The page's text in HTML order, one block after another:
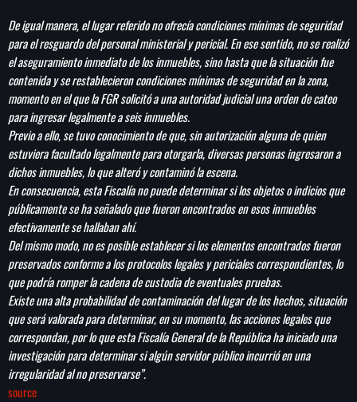
De igual manera, el lugar referido no ofrecía condiciones mínimas de seguridad
para el resguardo del personal ministerial y pericial. En ese sentido, no se realizó
el aseguramiento inmediato de los inmuebles, sino hasta que la situación fue
contenida y se restablecieron condiciones mínimas de seguridad en la zona,
momento en el que la FGR solicitó a una autoridad judicial una orden de cateo
para ingresar legalmente a seis inmuebles.
Previo a ello, se tuvo conocimiento de que, sin autorización alguna de quien
estuviera facultado legalmente para otorgarla, diversas personas ingresaron a
dichos inmuebles, lo que alteró y contaminó la escena.
En consecuencia, esta Fiscalía no puede determinar si los objetos o indicios que
públicamente se ha señalado que fueron encontrados en esos inmuebles
efectivamente se hallaban ahí.
Del mismo modo, no es posible establecer si los elementos encontrados fueron
preservados conforme a los protocolos legales y periciales correspondientes, lo
que podría romper la cadena de custodia de eventuales pruebas.
Existe una alta probabilidad de contaminación del lugar de los hechos, situación
que será valorada para determinar, en su momento, las acciones legales que
correspondan, por lo que esta Fiscalía General de la República ha iniciado una
investigación para determinar si algún servidor público incurrió en una
irregularidad al no preservarse”.
source